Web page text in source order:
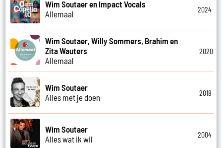
Wim Soutaer en Impact Vocals
Allemaal
2024
Wim Soutaer, Willy Sommers, Brahim en
Zita Wauters
Allemaal
2020
Wim Soutaer
Alles met je doen
2018
Wim Soutaer
Alles wat ik wil
2004